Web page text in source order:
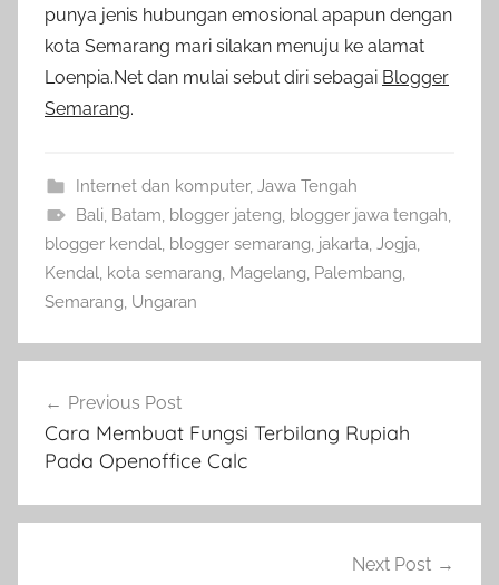
punya jenis hubungan emosional apapun dengan
kota Semarang mari silakan menuju ke alamat
Loenpia.Net dan mulai sebut diri sebagai Blogger
Semarang.
Internet dan komputer, Jawa Tengah
Bali, Batam, blogger jateng, blogger jawa tengah,
blogger kendal, blogger semarang, jakarta, Jogja,
Kendal, kota semarang, Magelang, Palembang,
Semarang, Ungaran
pos
Previous Post
Cara Membuat Fungsi Terbilang Rupiah
Pada Openoffice Calc
Next Post